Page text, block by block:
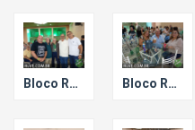
Bloco Ressaca de Carnaval. Bloco Ressaca de Carnaval.